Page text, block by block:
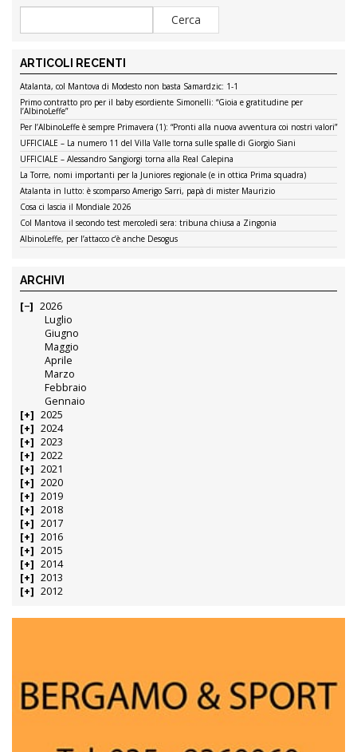
ARTICOLI RECENTI
Atalanta, col Mantova di Modesto non basta Samardzic: 1-1
Primo contratto pro per il baby esordiente Simonelli: “Gioia e gratitudine per
l’AlbinoLeffe”
Per l’AlbinoLeffe è sempre Primavera (1): “Pronti alla nuova avventura coi nostri valori”
UFFICIALE – La numero 11 del Villa Valle torna sulle spalle di Giorgio Siani
UFFICIALE – Alessandro Sangiorgi torna alla Real Calepina
La Torre, nomi importanti per la Juniores regionale (e in ottica Prima squadra)
Atalanta in lutto: è scomparso Amerigo Sarri, papà di mister Maurizio
Cosa ci lascia il Mondiale 2026
Col Mantova il secondo test mercoledì sera: tribuna chiusa a Zingonia
AlbinoLeffe, per l’attacco c’è anche Desogus
ARCHIVI
2026
Luglio
Giugno
Maggio
Aprile
Marzo
Febbraio
Gennaio
2025
2024
2023
2022
2021
2020
2019
2018
2017
2016
2015
2014
2013
2012